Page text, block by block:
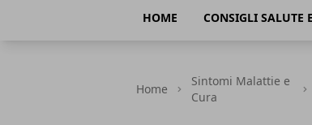
HOME CONSIGLI SALUTE
Home
Sintomi Malattie e
Cura